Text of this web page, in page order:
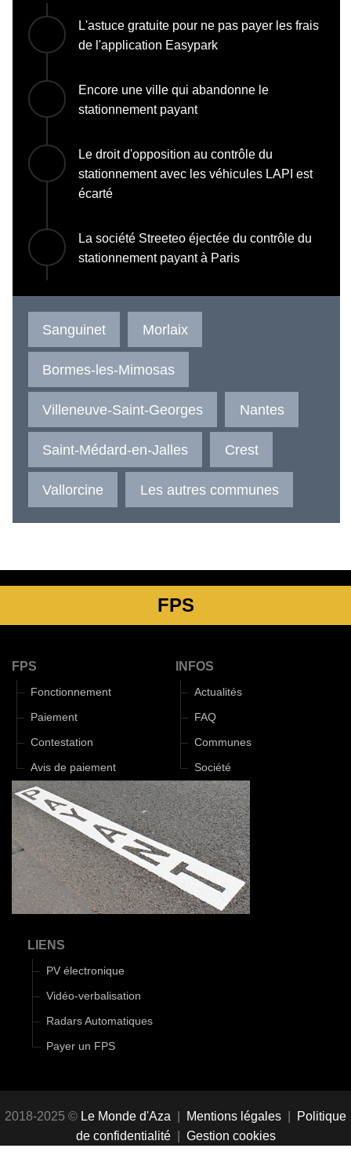
L'astuce gratuite pour ne pas payer les frais
de l'application Easypark
Encore une ville qui abandonne le
stationnement payant
Le droit d'opposition au contrôle du
stationnement avec les véhicules LAPI est
écarté
La société Streeteo éjectée du contrôle du
stationnement payant à Paris
Sanguinet Morlaix
Bormes-les-Mimosas
Villeneuve-Saint-Georges Nantes
Saint-Médard-en-Jalles Crest
Vallorcine Les autres communes
FPS
FPS
Fonctionnement
Paiement
Contestation
Avis de paiement
INFOS
Actualités
FAQ
Communes
Société
LIENS
PV électronique
Vidéo-verbalisation
Radars Automatiques
Payer un FPS
2018-2025 © Le Monde d'Aza Mentions légales
Politique
de confidentialité| Gestion cookies